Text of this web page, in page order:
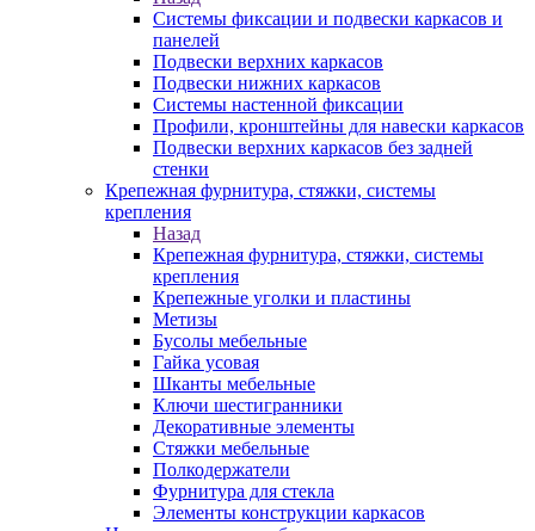
Системы фиксации и подвески каркасов и
панелей
Подвески верхних каркасов
Подвески нижних каркасов
Системы настенной фиксации
Профили, кронштейны для навески каркасов
Подвески верхних каркасов без задней
стенки
Крепежная фурнитура, стяжки, системы
крепления
Назад
Крепежная фурнитура, стяжки, системы
крепления
Крепежные уголки и пластины
Метизы
Бусолы мебельные
Гайка усовая
Шканты мебельные
Ключи шестигранники
Декоративные элементы
Стяжки мебельные
Полкодержатели
Фурнитура для стекла
Элементы конструкции каркасов